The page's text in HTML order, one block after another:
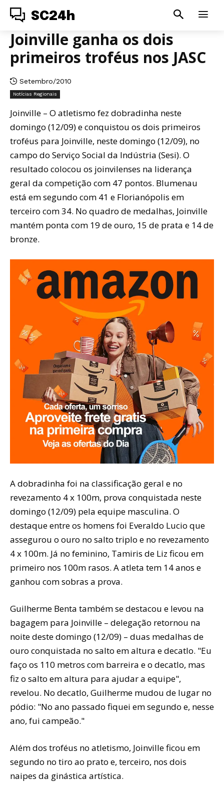
SC24h
Joinville ganha os dois
primeiros troféus nos JASC
Setembro/2010
Notícias Regionais
Joinville – O atletismo fez dobradinha neste
domingo (12/09) e conquistou os dois primeiros
troféus para Joinville, neste domingo (12/09), no
campo do Serviço Social da Indústria (Sesi). O
resultado colocou os joinvilenses na liderança
geral da competição com 47 pontos. Blumenau
está em segundo com 41 e Florianópolis em
terceiro com 34. No quadro de medalhas, Joinville
mantém ponta com 19 de ouro, 15 de prata e 14 de
bronze.
A dobradinha foi na classificação geral e no
revezamento 4 x 100m, prova conquistada neste
domingo (12/09) pela equipe masculina. O
destaque entre os homens foi Everaldo Lucio que
assegurou o ouro no salto triplo e no revezamento
4 x 100m. Já no feminino, Tamiris de Liz ficou em
primeiro nos 100m rasos. A atleta tem 14 anos e
ganhou com sobras a prova.
Guilherme Benta também se destacou e levou na
bagagem para Joinville – delegação retornou na
noite deste domingo (12/09) – duas medalhas de
ouro conquistada no salto em altura e decatlo. "Eu
faço os 110 metros com barreira e o decatlo, mas
fiz o salto em altura para ajudar a equipe",
revelou. No decatlo, Guilherme mudou de lugar no
pódio: "No ano passado fiquei em segundo e, nesse
ano, fui campeão."
Além dos troféus no atletismo, Joinville ficou em
segundo no tiro ao prato e, terceiro, nos dois
naipes da ginástica artística.